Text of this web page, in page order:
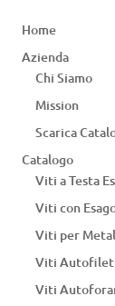
Home
Azienda
Chi Siamo
Mission
Scarica
Catalogo
Viti a Testa
Viti con
Viti per
Viti
Viti